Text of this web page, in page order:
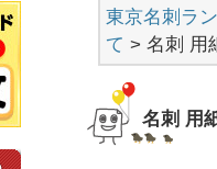
東京名刺ラ
て > 名刺 用
名刺 用